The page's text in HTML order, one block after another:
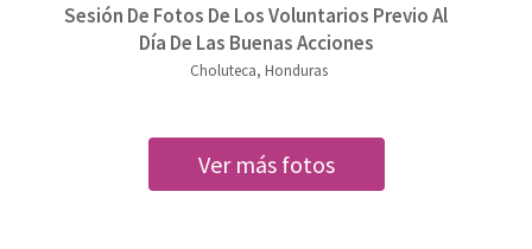
Sesión De Fotos De Los Voluntarios Previo Al
Día De Las Buenas Acciones
Choluteca, Honduras
Ver más fotos